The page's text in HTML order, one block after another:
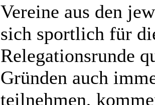
Vereine aus den
sich sportlich für
Relegationsrunde
Gründen auch
teilnehmen,